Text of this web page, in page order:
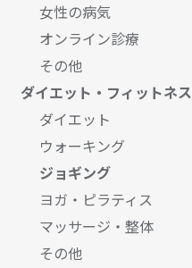
女性の病気
オンライン診療
その他
ダイエット・フィットネス
ダイエット
ウォーキング
ジョギング
ヨガ・ピラティス
マッサージ・整体
その他